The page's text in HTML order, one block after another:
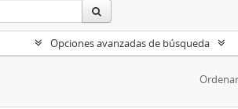
Opciones avanzadas de búsqueda